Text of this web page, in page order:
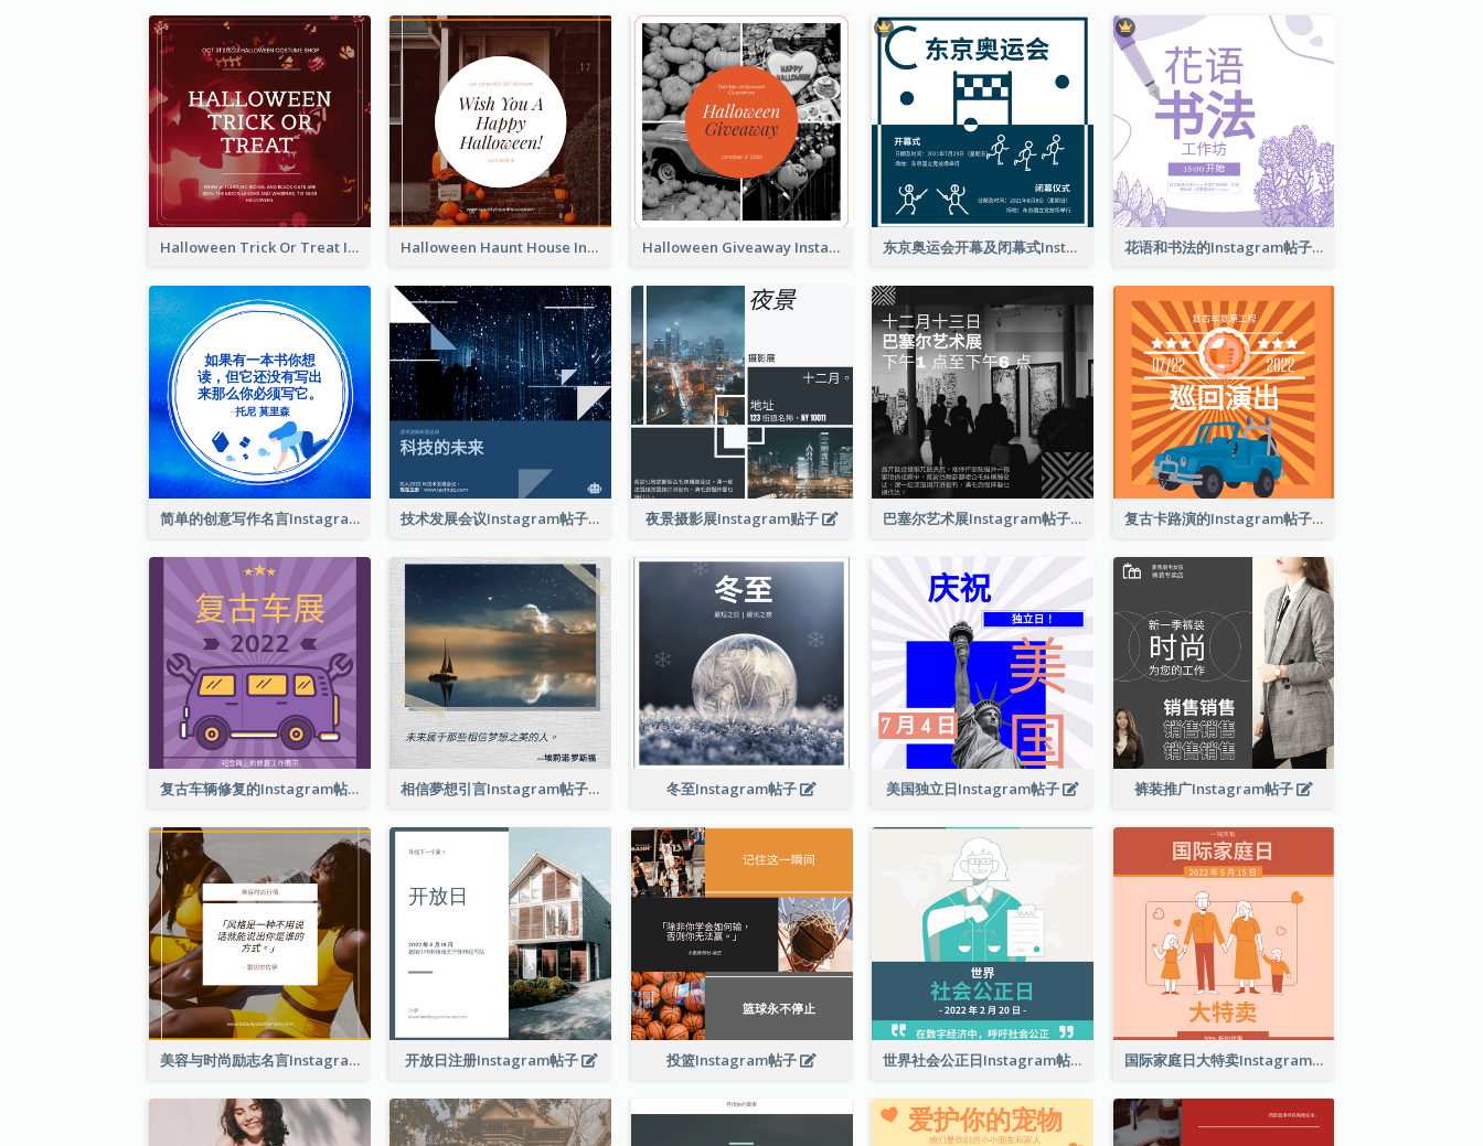
Halloween Trick Or Treat Instagram Post Halloween Haunt House Instagram Post Halloween Giveaway Instagram Post 东京奥运会开幕及闭幕式Instagram帖子 花语和书法的Instagram帖子
简单的创意写作名言Instagram帖子 技术发展会议Instagram帖子 夜景摄影展Instagram贴子 巴塞尔艺术展Instagram帖子 复古卡路演的Instagram帖子
复古车辆修复的Instagram帖子 相信夢想引言Instagram帖子 冬至Instagram帖子 美国独立日Instagram帖子 裤装推广Instagram帖子
美容与时尚励志名言Instagram帖子 开放日注册Instagram帖子 投篮Instagram帖子 世界社会公正日Instagram帖子 国际家庭日大特卖Instagram帖子